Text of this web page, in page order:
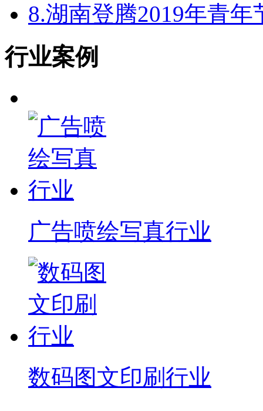
8.湖南登腾2019年青
行业案例
广告喷绘写真行业
数码图文印刷行业